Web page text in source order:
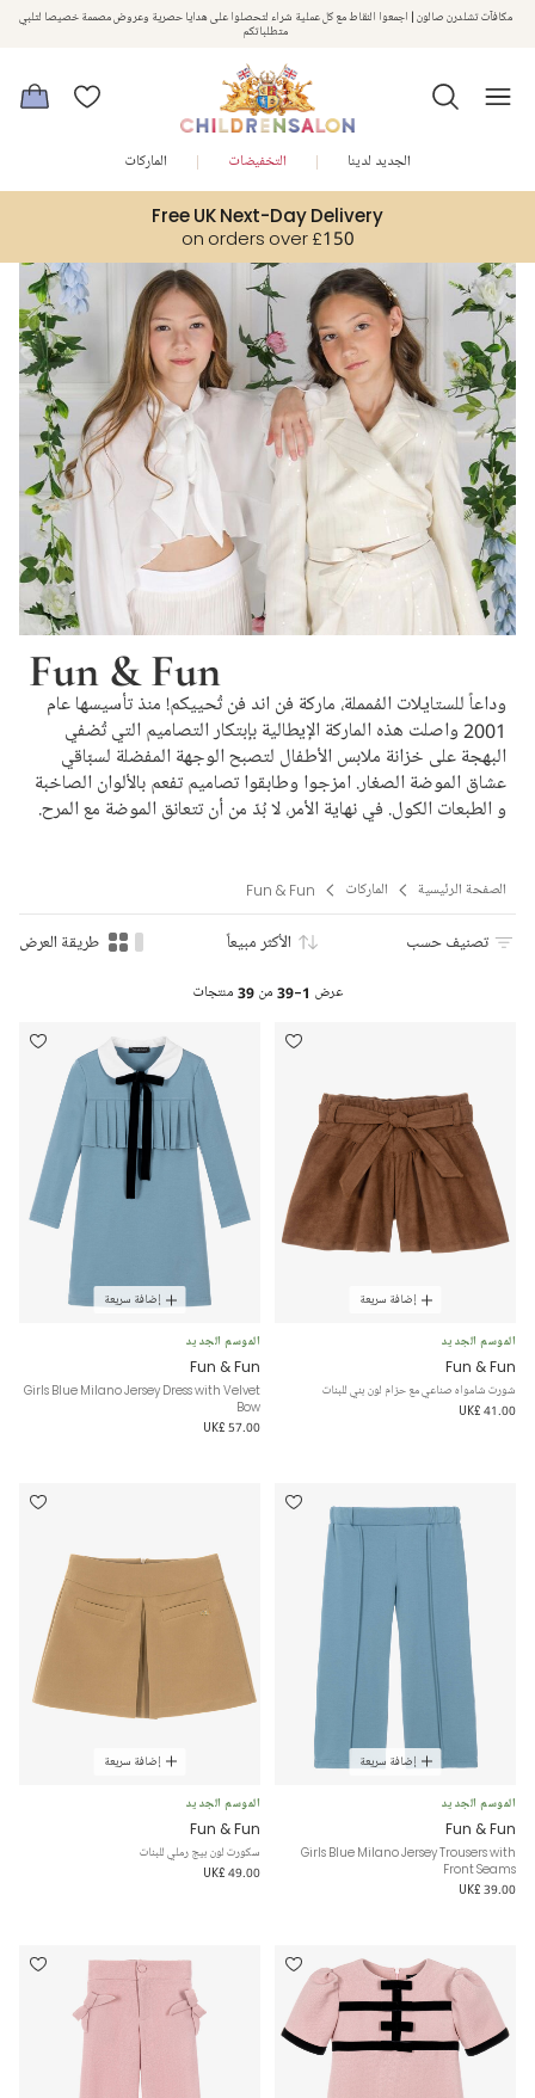
استمتعوا بخصم 10% على طلبيتكم الأولى كهدية ترحيب. سجلوا من هنا
مكافآت تشلدرن صالون | اجمعوا النقاط مع كل عملية شراء لتحصلوا على هدايا حصرية وعروض مصممة خصيصا لتلبي
متطلباتكم
Free UK Next-Day Delivery
on orders over £150
الجديد لدينا التخفيضات الماركات
Fun & Fun
وداعاً للستايلات المُمملة، ماركة فن اند فن تُحييكم! منذ تأسيسها عام
2001 واصلت هذه الماركة الإيطالية بإبتكار التصاميم التي تُضفي
البهجة على خزانة ملابس الأطفال لتصبح الوجهة المفضلة لسبّاقي
عشاق الموضة الصغار. امزجوا وطابقوا تصاميم تفعم بالألوان الصاخبة
و الطبعات الكول. في نهاية الأمر، لا بُدّ من أن تتعانق الموضة مع المرح.
الصفحة الرئيسية الماركات Fun & Fun
تصنيف حسب الأكثر مبيعاً طريقة العرض
عرض 1-39 من 39 منتجات
إضافة سريعة
الموسم الجديد
Fun & Fun
شورت شامواه صناعي مع حزام لون بني للبنات
UK£ 41.00
إضافة سريعة
الموسم الجديد
Fun & Fun
Girls Blue Milano Jersey Dress with Velvet
Bow
UK£ 57.00
إضافة سريعة
الموسم الجديد
Fun & Fun
Girls Blue Milano Jersey Trousers with
Front Seams
UK£ 39.00
إضافة سريعة
الموسم الجديد
Fun & Fun
سكورت لون بيج رملي للبنات
UK£ 49.00